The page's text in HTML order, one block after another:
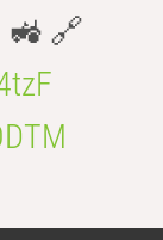
🚜 🔗